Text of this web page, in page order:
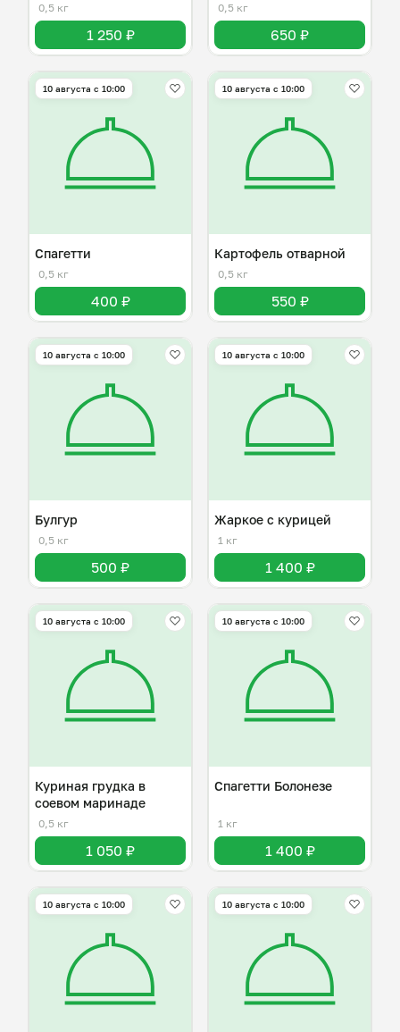
0,5 кг
1 250 ₽
0,5 кг
650 ₽
10 августа с 10:00
Спагетти
0,5 кг
400 ₽
10 августа с 10:00
Картофель отварной
0,5 кг
550 ₽
10 августа с 10:00
Булгур
0,5 кг
500 ₽
10 августа с 10:00
Жаркое с курицей
1 кг
1 400 ₽
10 августа с 10:00
Куриная грудка в
соевом маринаде
0,5 кг
1 050 ₽
10 августа с 10:00
Спагетти Болонезе
1 кг
1 400 ₽
10 августа с 10:00 10 августа с 10:00